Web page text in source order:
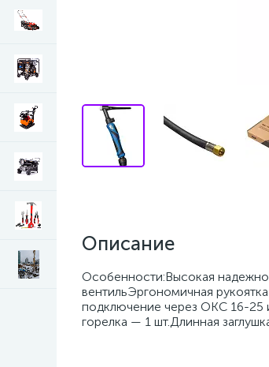
Описание
Особенности:Высокая
вентильЭргономичная
подключение через ОКС 16-25
горелка — 1 шт.Длинная